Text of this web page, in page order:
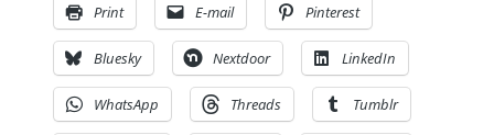
Print E-mail Pinterest
Bluesky Nextdoor LinkedIn
WhatsApp Threads Tumblr